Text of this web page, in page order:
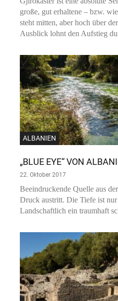
große, gut erhaltene – bzw.
steht mitten, aber hoch über
Ausblick lohnt den Aufstieg
ALBANIEN
„BLUE EYE“ VON
22. Oktober 2017
Beeindruckende Quelle aus
Druck austritt. Die Tiefe ist
Landschaftlich ein traumhaft